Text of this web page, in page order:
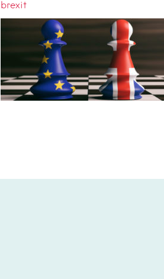
brexit